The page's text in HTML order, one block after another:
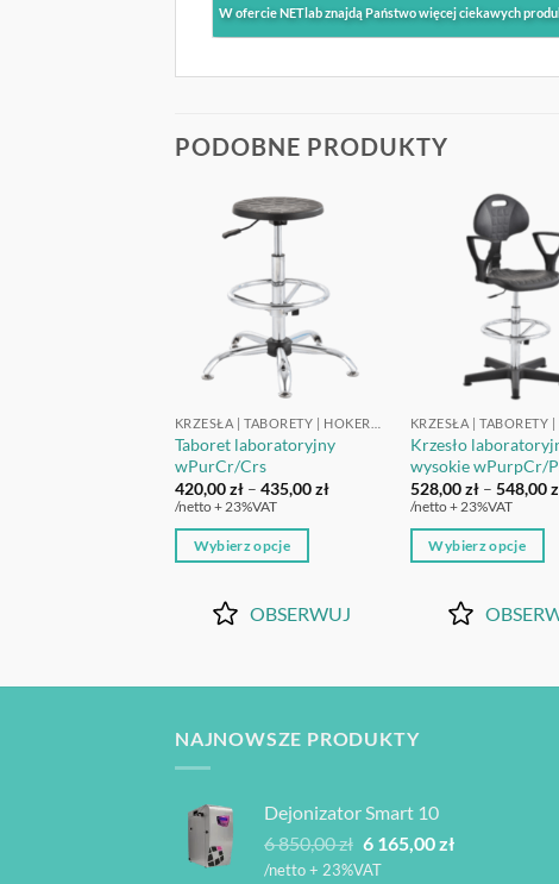
W ofercie NETlab znajdą Państwo więcej ciekawych
PODOBNE PRODUKTY
Taboret laboratoryjny
wPurCr/Crs
420,00zł – 435,00złZakres
/netto + 23%VAT
Wybierz opcje
produkt
wariantów.
można
wybrać
stronie
produktu
OBSERWUJ
Krzesło
wysokie wPurpCr/
528,00zł – 548,00
/netto + 23%VAT
Wybierz opcje
produkt
wariantów.
można
stronie
produktu
NAJNOWSZE PRODUKTY
Dejonizator Smart 10
6 850,00zł Pierwotna
cena
6 165,00złAktualna
/netto + 23%VAT